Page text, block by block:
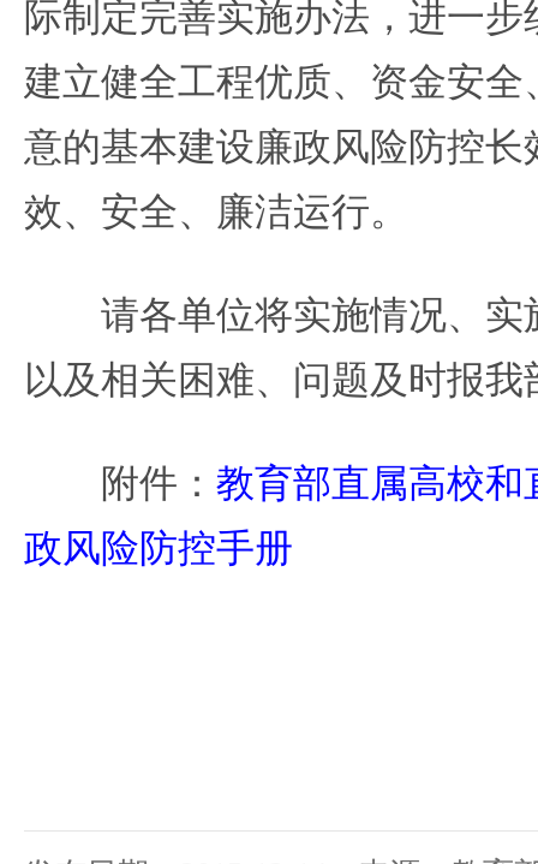
际制定完善实施办法，进一
建立健全工程优质、资金安
意的基本建设廉政风险防控
效、安全、廉洁运行。
请各单位将实施情况、实
以及相关困难、问题及时报
附件： 教育部直属高校
政风险防控手册